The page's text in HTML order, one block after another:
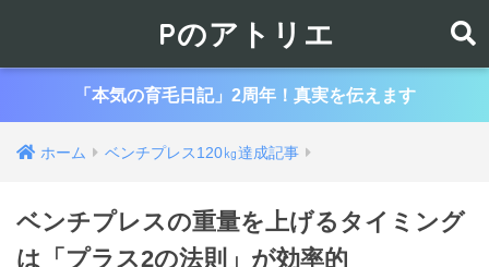
Pのアトリエ
「本気の育毛日記」2周年！真実を伝えます
ホーム ベンチプレス120㎏達成記事
ベンチプレスの重量を上げるタイミング
は「プラス2の法則」が効率的